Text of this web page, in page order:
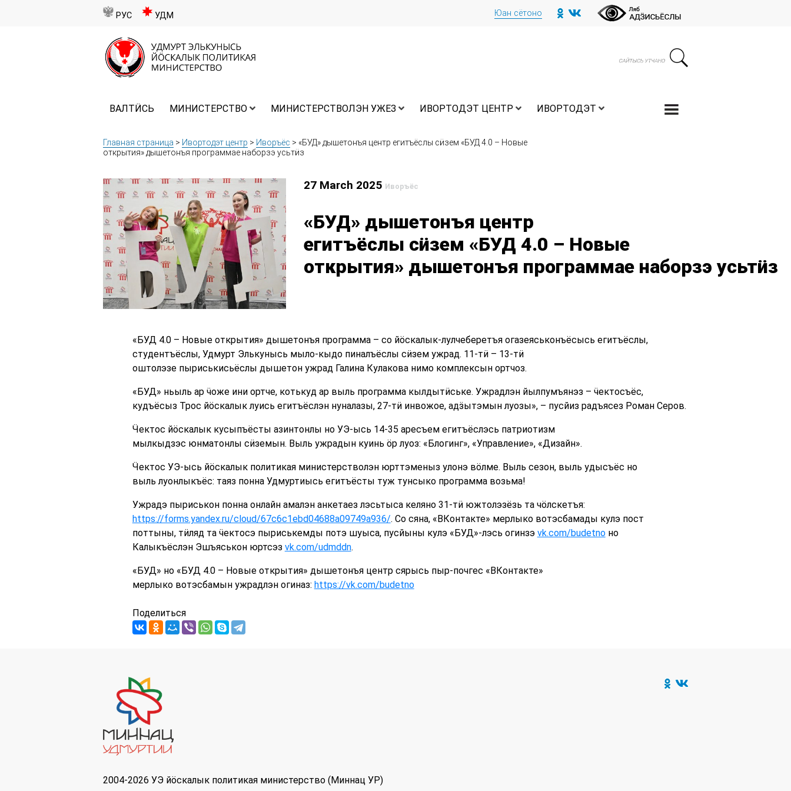
РУС УДМ Юан сётоно
ВАЛТӤСЬ МИНИСТЕРСТВО МИНИСТЕРСТВОЛЭН УЖЕЗ ИВОРТОДЭТ ЦЕНТР ИВОРТОДЭТ
Главная страница > Ивортодэт центр > Иворъёс > «БУД» дышетонъя центр егитъёслы сӥзем «БУД 4.0 – Новые
открытия» дышетонъя программае наборзэ усьтӥз
27 March 2025 Иворъёс
«БУД» дышетонъя центр
егитъёслы сӥзем «БУД 4.0 – Новые
открытия» дышетонъя программае наборзэ усьтӥз
«БУД 4.0 – Новые открытия» дышетонъя программа – со йӧскалык-лулчеберетъя огазеяськонъёсысь егитъёслы,
студентъёслы, Удмурт Элькунысь мыло-кыдо пиналъёслы сӥзем ужрад. 11-тӥ – 13-тӥ
оштолэзе пыриськисьёслы дышетон ужрад Галина Кулакова нимо комплексын ортчоз.
«БУД» ньыль ар ӵоже ини ортче, котькуд ар выль программа кылдытӥське. Ужрадлэн йылпумъянэз – ӵектосъёс,
кудъёсыз Трос йӧскалык луись егитъёслэн нуналазы, 27-тӥ инвожое, адӟытэмын луозы», – пусйиз радъясез Роман Серов.
Ӵектос йӧскалык кусыпъёсты азинтонлы но УЭ-ысь 14-35 аресъем егитъёслэсь патриотизм
мылкыдзэс юнматонлы сӥземын. Выль ужрадын куинь ӧр луоз: «Блогинг», «Управление», «Дизайн».
Ӵектос УЭ-ысь йӧскалык политикая министерстволэн юрттэменыз улонэ вӧлме. Выль сезон, выль удысъёс но
выль луонлыкъёс: таяз понна Удмуртиысь егитъёсты туж тунсыко программа возьма!
Ужрадэ пыриськон понна онлайн амалэн анкетаез лэсьтыса келяно 31-тӥ южтолэзёзь та чӧлскетъя:
https://forms.yandex.ru/cloud/67c6c1ebd04688a09749a936/. Со сяна, «ВКонтакте» мерлыко вотэсбамады кулэ пост
поттыны, тӥляд та ӵектосэ пыриськемды потэ шуыса, пусйыны кулэ «БУД»-лэсь огинзэ vk.com/budetnoно
Калыкъёслэн Эшъяськон юртсэз vk.com/udmddn.
«БУД» но «БУД 4.0 – Новые открытия» дышетонъя центр сярысь пыр-почгес «ВКонтакте»
мерлыко вотэсбамын ужрадлэн огиназ: https://vk.com/budetno
Поделиться
2004-2026 УЭ йöскалык политикая министерство (Миннац УР)